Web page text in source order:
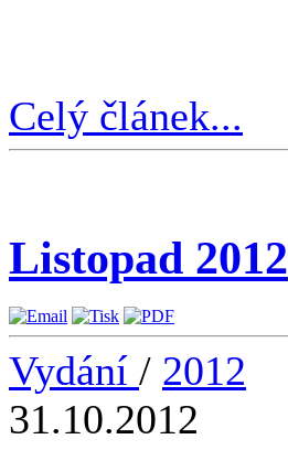
Celý článek...
Listopad 2012
Vydání / 2012
31.10.2012